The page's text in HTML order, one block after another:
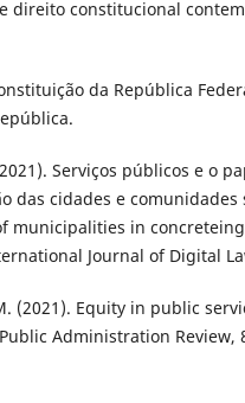
direito constitucional
da República
Serviços públicos e o
das cidades e comunidades
municipalities in
Journal of Digital
(2021). Equity in public
Administration Review,